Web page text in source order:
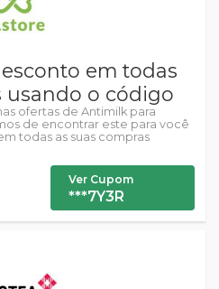
em todas
usando o código
ofertas de Antimilk para
de encontrar este para você
todas as suas compras
Ver Cupom
***7Y3R